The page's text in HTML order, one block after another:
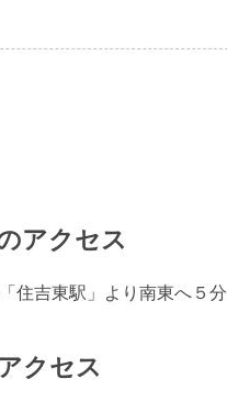
アクセス
住吉東駅」より南東へ５分
クセス